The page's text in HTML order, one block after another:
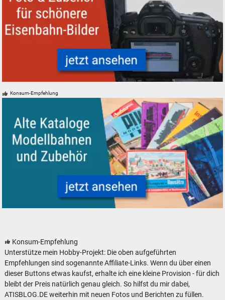
Konsum-Empfehlung
Konsum-Empfehlung
Unterstütze mein Hobby-Projekt: Die oben aufgeführten
Empfehlungen sind sogenannte Affiliate-Links. Wenn du über einen
dieser Buttons etwas kaufst, erhalte ich eine kleine Provision - für dich
bleibt der Preis natürlich genau gleich. So hilfst du mir dabei,
ATISBLOG.DE weiterhin mit neuen Fotos und Berichten zu füllen.